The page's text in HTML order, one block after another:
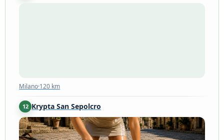
Milano·120 km
12 Krypta San Sepolcro
Milano·120 km